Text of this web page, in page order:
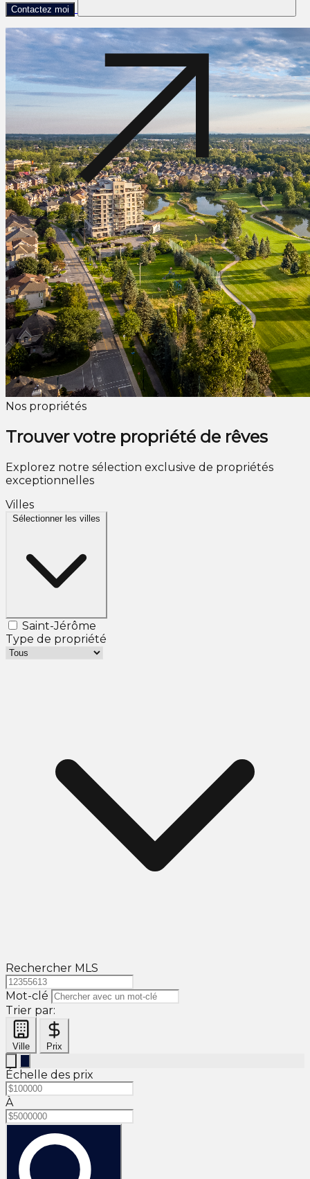
Contactez moi
Nos propriétés
Trouver votre propriété de rêves
Explorez notre sélection exclusive de propriétés
exceptionnelles
Villes
Sélectionner les villes
Saint-Jérôme
Type de propriété
Rechercher MLS
Mot-clé
Trier par:
Ville Prix
Échelle des prix
À